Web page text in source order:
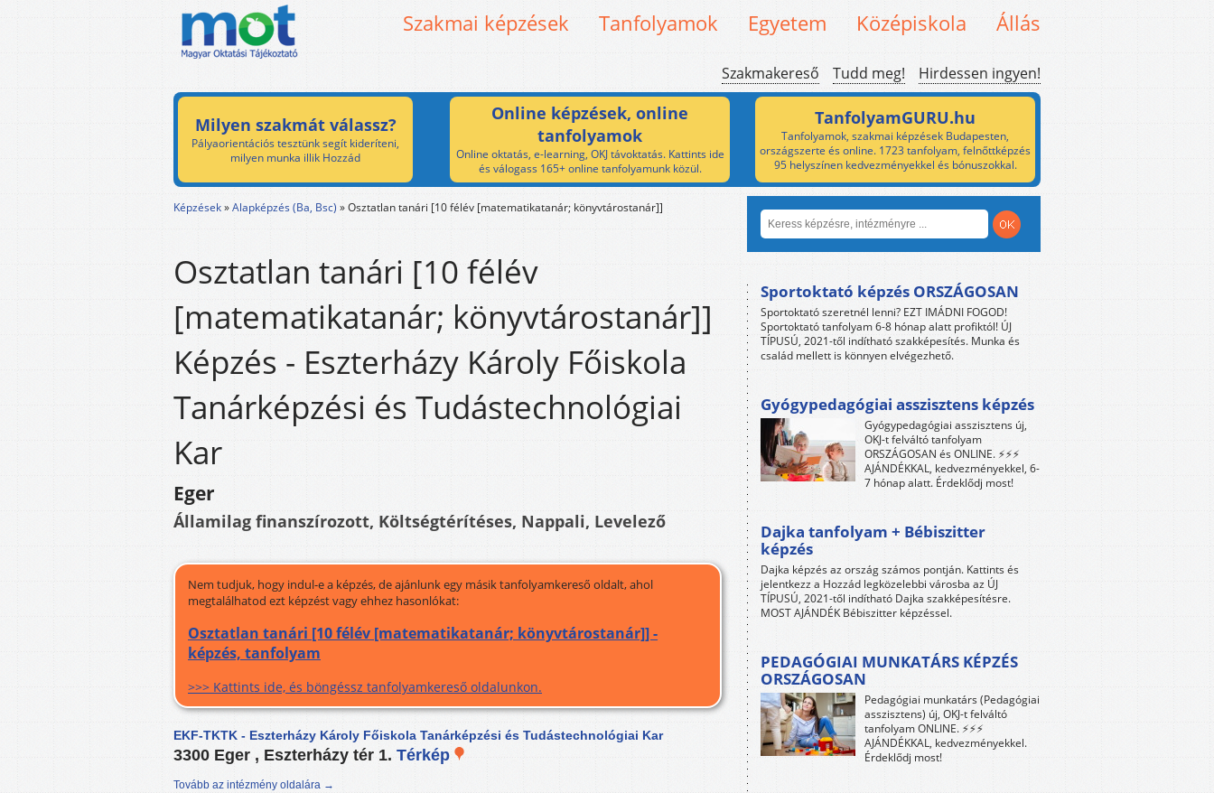
Szakmai képzések Tanfolyamok Egyetem Középiskola Állás
Szakmakereső Tudd meg! Hirdessen ingyen!
Milyen szakmát válassz?
Pályaorientációs tesztünk segít kideríteni,
milyen munka illik Hozzád
Online képzések, online
tanfolyamok
Online oktatás, e-learning, OKJ távoktatás. Kattints ide
és válogass 165+ online tanfolyamunk közül.
TanfolyamGURU.hu
Tanfolyamok, szakmai képzések Budapesten,
országszerte és online. 1723 tanfolyam, felnőttképzés
95 helyszínen kedvezményekkel és bónuszokkal.
Képzések»Alapképzés (Ba, Bsc) »Osztatlan tanári [10 félév [matematikatanár; könyvtárostanár]]
Osztatlan tanári [10 félév
[matematikatanár; könyvtárostanár]]
Képzés - Eszterházy Károly Főiskola
Tanárképzési és Tudástechnológiai
Kar
Eger
Államilag finanszírozott, Költségtérítéses, Nappali, Levelező
Nem tudjuk, hogy indul-e a képzés, de ajánlunk egy másik tanfolyamkereső oldalt, ahol
megtalálhatod ezt képzést vagy ehhez hasonlókat:
Osztatlan tanári [10 félév [matematikatanár; könyvtárostanár]] -
képzés, tanfolyam
>>> Kattints ide, és böngéssz tanfolyamkereső oldalunkon.
EKF-TKTK - Eszterházy Károly Főiskola Tanárképzési és Tudástechnológiai Kar
3300 Eger , Eszterházy tér 1. Térkép
Tovább az intézmény oldalára →
Sportoktató képzés ORSZÁGOSAN
Sportoktató szeretnél lenni? EZT IMÁDNI FOGOD!
Sportoktató tanfolyam 6-8 hónap alatt profiktól! ÚJ
TÍPUSÚ, 2021-től indítható szakképesítés. Munka és
család mellett is könnyen elvégezhető.
Gyógypedagógiai asszisztens képzés
Gyógypedagógiai asszisztens új,
OKJ-t felváltó tanfolyam
ORSZÁGOSAN és ONLINE. ⚡⚡⚡
AJÁNDÉKKAL, kedvezményekkel, 6-
7 hónap alatt. Érdeklődj most!
Dajka tanfolyam + Bébiszitter
képzés
Dajka képzés az ország számos pontján. Kattints és
jelentkezz a Hozzád legközelebbi városba az ÚJ
TÍPUSÚ, 2021-től indítható Dajka szakképesítésre.
MOST AJÁNDÉK Bébiszitter képzéssel.
PEDAGÓGIAI MUNKATÁRS KÉPZÉS
ORSZÁGOSAN
Pedagógiai munkatárs (Pedagógiai
asszisztens) új, OKJ-t felváltó
tanfolyam ONLINE. ⚡⚡⚡
AJÁNDÉKKAL, kedvezményekkel.
Érdeklődj most!